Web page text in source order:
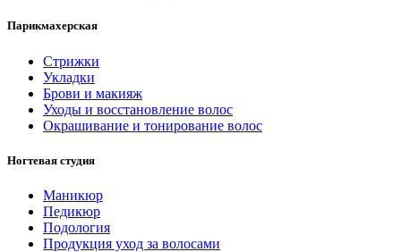
Парикмахерская
Стрижки
Укладки
Брови и макияж
Уходы и восстановление волос
Окрашивание и тонирование волос
Ногтевая студия
Маникюр
Педикюр
Подология
Продукция уход за волосами